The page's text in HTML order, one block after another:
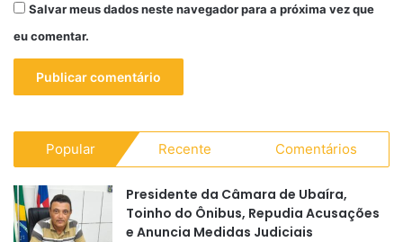
Salvar meus dados neste navegador para a próxima vez que
eu comentar.
Popular Recente Comentários
Presidente da Câmara de Ubaíra,
Toinho do Ônibus, Repudia Acusações
e Anuncia Medidas Judiciais